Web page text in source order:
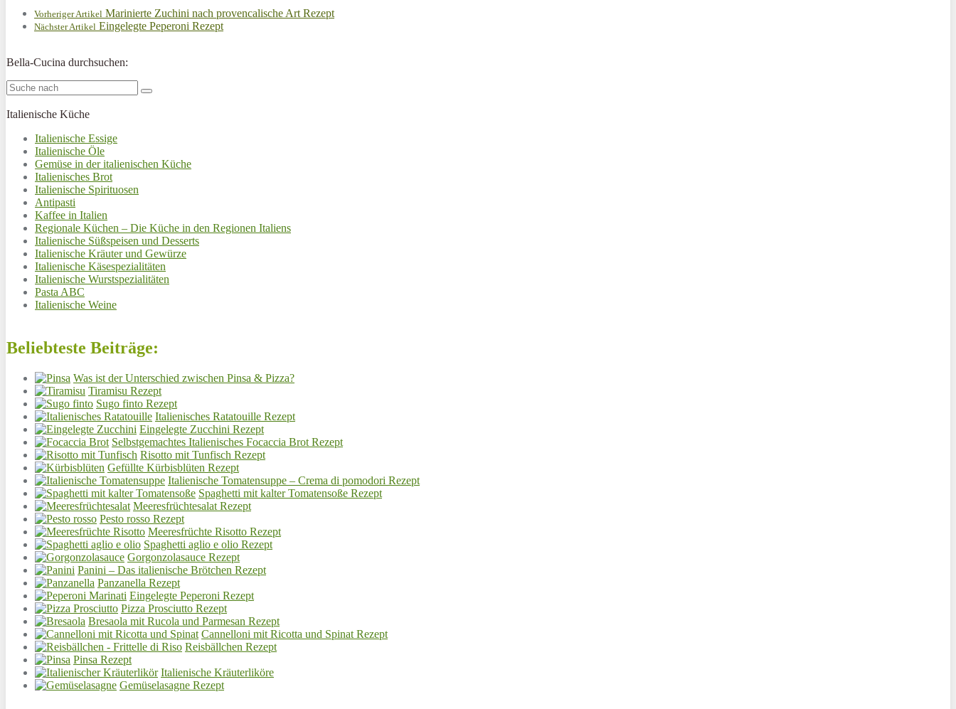
Vorheriger Artikel Marinierte Zuchini nach provencalische Art Rezept
Nächster Artikel Eingelegte Peperoni Rezept
Bella-Cucina durchsuchen:
Italienische Küche
Italienische Essige
Italienische Öle
Gemüse in der italienischen Küche
Italienisches Brot
Italienische Spirituosen
Antipasti
Kaffee in Italien
Regionale Küchen – Die Küche in den Regionen Italiens
Italienische Süßspeisen und Desserts
Italienische Kräuter und Gewürze
Italienische Käsespezialitäten
Italienische Wurstspezialitäten
Pasta ABC
Italienische Weine
Beliebteste Beiträge:
Was ist der Unterschied zwischen Pinsa & Pizza?
Tiramisu Rezept
Sugo finto Rezept
Italienisches Ratatouille Rezept
Eingelegte Zucchini Rezept
Selbstgemachtes Italienisches Focaccia Brot Rezept
Risotto mit Tunfisch Rezept
Gefüllte Kürbisblüten Rezept
Italienische Tomatensuppe – Crema di pomodori Rezept
Spaghetti mit kalter Tomatensoße Rezept
Meeresfrüchtesalat Rezept
Pesto rosso Rezept
Meeresfrüchte Risotto Rezept
Spaghetti aglio e olio Rezept
Gorgonzolasauce Rezept
Panini – Das italienische Brötchen Rezept
Panzanella Rezept
Eingelegte Peperoni Rezept
Pizza Prosciutto Rezept
Bresaola mit Rucola und Parmesan Rezept
Cannelloni mit Ricotta und Spinat Rezept
Reisbällchen Rezept
Pinsa Rezept
Italienische Kräuterliköre
Gemüselasagne Rezept